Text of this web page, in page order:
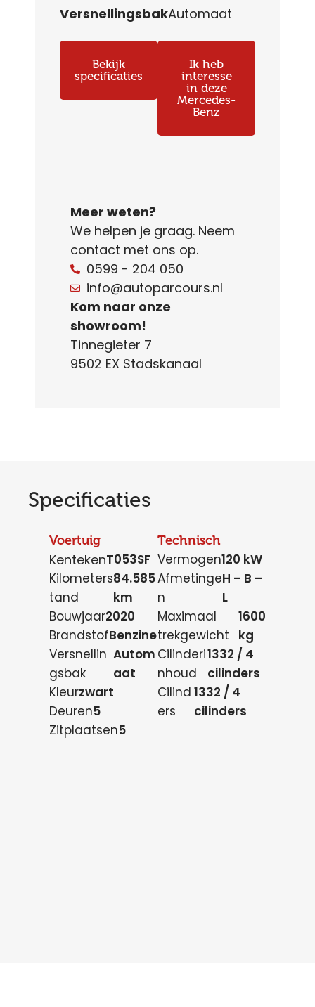
VersnellingsbakAutomaat
Bekijk
specificaties
Ik heb
interesse
in deze
Mercedes-
Benz
Meer weten?
We helpen je graag. Neem
contact met ons op.
0599 - 204 050
info@autoparcours.nl
Kom naar onze
showroom!
Tinnegieter 7
9502 EX Stadskanaal
Specificaties
Voertuig
KentekenT053SF
Kilometers
tand
84.585
km
Bouwjaar2020
BrandstofBenzine
Versnellin
gsbak
Autom
aat
Kleurzwart
Deuren5
Zitplaatsen5
Technisch
Vermogen120 kW
Afmetinge
n
H – B –
L
Maximaal
trekgewicht
1600
kg
Cilinderi
nhoud
1332 / 4
cilinders
Cilind
ers
1332 / 4
cilinders